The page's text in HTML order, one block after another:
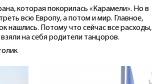
которая покорилась «Карамели». Но в
всю Европу, а потом и мир. Главное,
нашлись. Потому что сейчас все расходы,
на себя родители танцоров.